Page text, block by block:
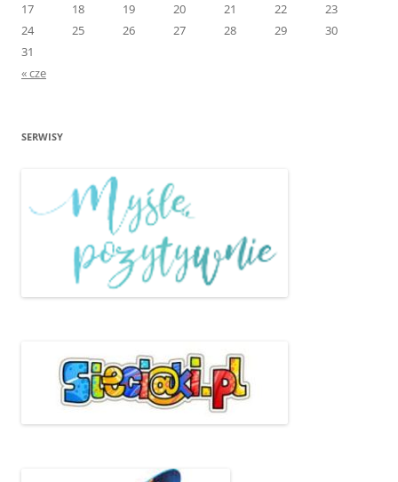
17
18 19 20 21 22
23
24
25 26 27 28 29
30
31
« cze
SERWISY